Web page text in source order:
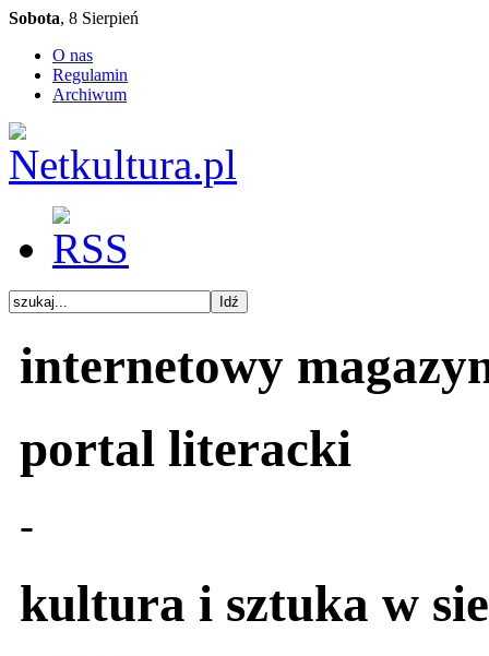
Sobota, 8 Sierpień
O nas
Regulamin
Archiwum
internetowy
portal literacki
-
kultura i sztuka w